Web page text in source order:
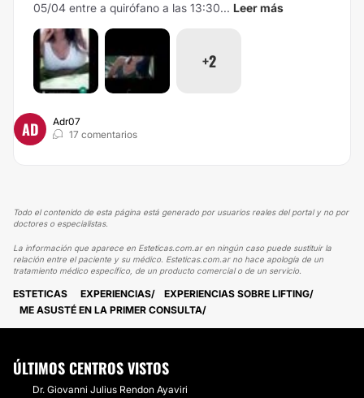
05/04 entre a quirófano a las 13:30... Leer más
+2
AD
Adr07
17 comentarios
Todo el contenido de esta página está generado por usuarios reales del portal y no por
doctores o especialistas.
La información que aparece en Esteticas.com.ar en ningún caso puede sustituir la
relación entre el paciente y su médico. Esteticas.com.ar no hace apología de un
tratamiento médico específico, de un producto comercial o de un servicio.
ESTETICAS EXPERIENCIAS
EXPERIENCIAS SOBRE LIFTING
ME ASUSTÉ EN LA PRIMER CONSULTA
ÚLTIMOS CENTROS VISTOS
Dr. Giovanni Julius Rendon Ayaviri